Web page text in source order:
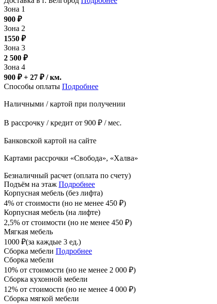
Зона 1
900 ₽
Зона 2
1550 ₽
Зона 3
2 500 ₽
Зона 4
900 ₽ + 27 ₽/ км.
Способы оплаты Подробнее
Наличными / картой при получении
В рассрочку / кредит от 900 ₽ / мес.
Банковской картой на сайте
Картами рассрочки «Свобода», «Халва»
Безналичный расчет (оплата по счету)
Подъём на этаж Подробнее
Корпусная мебель (без лифта)
4% от стоимости (но не менее 450 ₽)
Корпусная мебель (на лифте)
2,5% от стоимости (но не менее 450 ₽)
Мягкая мебель
1000 ₽(за каждые 3 ед.)
Сборка мебели Подробнее
Сборка мебели
10% от стоимости (но не менее 2 000 ₽)
Сборка кухонной мебели
12% от стоимости (но не менее 4 000 ₽)
Сборка мягкой мебели